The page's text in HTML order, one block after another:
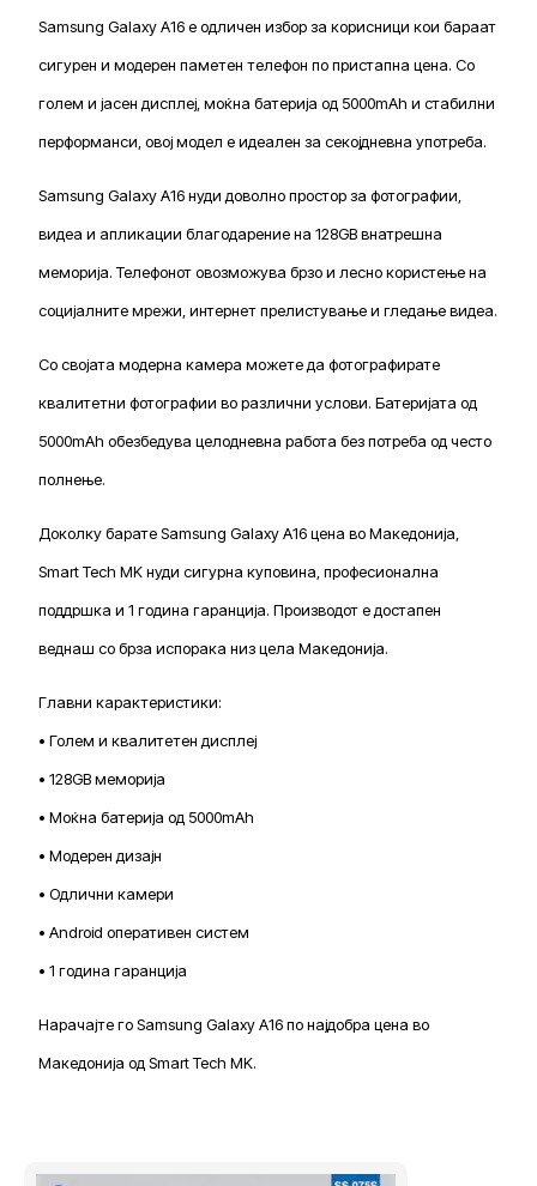
Samsung Galaxy A16 е одличен избор за корисници кои бараат
сигурен и модерен паметен телефон по пристапна цена. Со
голем и јасен дисплеј, моќна батерија од 5000mAh и стабилни
перформанси, овој модел е идеален за секојдневна употреба.
Samsung Galaxy A16 нуди доволно простор за фотографии,
видеа и апликации благодарение на 128GB внатрешна
меморија. Телефонот овозможува брзо и лесно користење на
социјалните мрежи, интернет прелистување и гледање видеа.
Со својата модерна камера можете да фотографирате
квалитетни фотографии во различни услови. Батеријата од
5000mAh обезбедува целодневна работа без потреба од често
полнење.
Доколку барате Samsung Galaxy A16 цена во Македонија,
Smart Tech MK нуди сигурна куповина, професионална
поддршка и 1 година гаранција. Производот е достапен
веднаш со брза испорака низ цела Македонија.
Главни карактеристики:
• Голем и квалитетен дисплеј
• 128GB меморија
• Моќна батерија од 5000mAh
• Модерен дизајн
• Одлични камери
• Android оперативен систем
• 1 година гаранција
Нарачајте го Samsung Galaxy A16 по најдобра цена во
Македонија од Smart Tech MK.